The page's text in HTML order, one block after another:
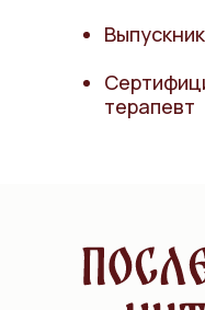
терапевт